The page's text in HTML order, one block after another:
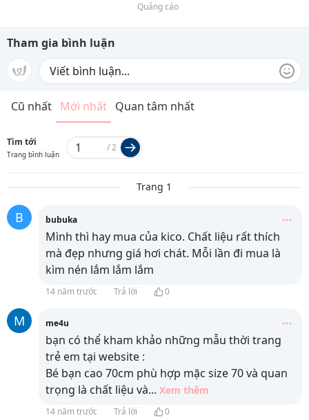
Quảng cáo
Tham gia bình luận
Cũ nhất Mới nhất Quan tâm nhất
Tìm tới
Trang bình luận
/2
Trang 1
B bubuka
Mình thì hay mua của kico. Chất liệu rất thích
mà đẹp nhưng giá hơi chát. Mỗi lần đi mua là
kìm nén lắm lắm lắm
14 năm trước Trả lời 0
M me4u
bạn có thể kham khảo những mẫu thời trang
trẻ em tại website :
Bé bạn cao 70cm phù hợp mặc size 70 và quan
trọng là chất liệu và... Xem thêm
14 năm trước Trả lời 0